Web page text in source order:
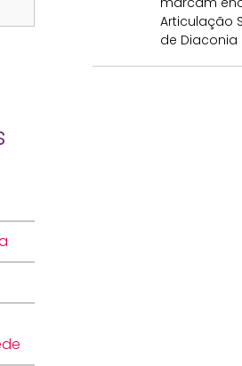
Articulação
de Diaconia